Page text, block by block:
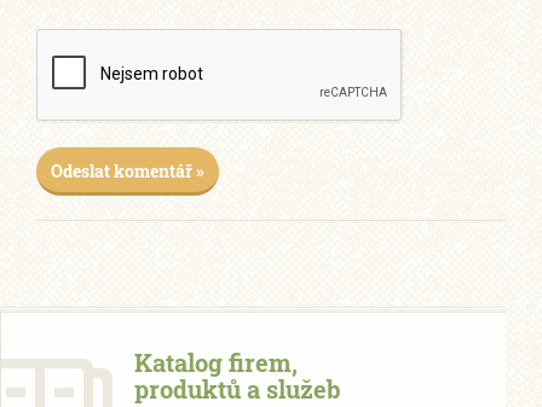
Odeslat komentář »
Katalog firem,
produktů a služeb